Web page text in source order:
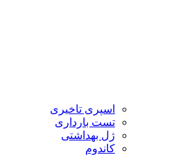
اسپری تاخیری
تست بارداری
ژل بهداشتی
کاندوم